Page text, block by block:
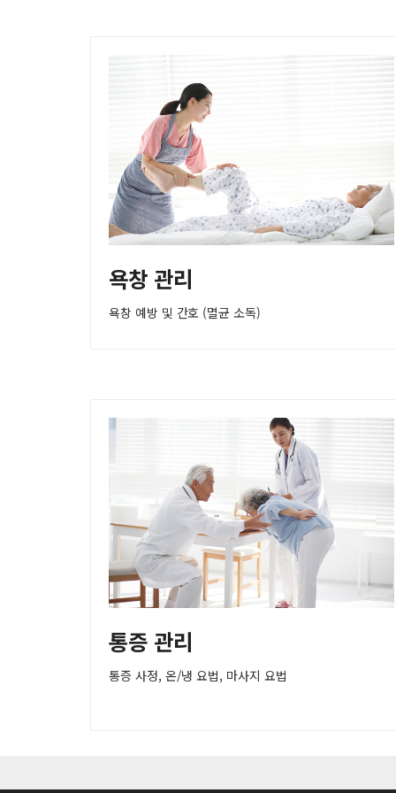
욕창 관리
욕창 예방 및 간호 (멸균 소독)
통증 관리
통증 사정, 온/냉 요법, 마사지 요법